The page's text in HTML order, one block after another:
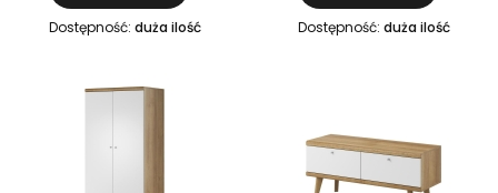
Dostępność: duża ilość Dostępność: duża ilość